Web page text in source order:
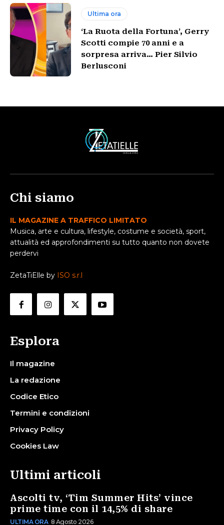
Ultima ora
‘La Ruota della Fortuna’, Gerry
Scotti compie 70 anni e a
sorpresa arriva… Pier Silvio
Berlusconi
Chi siamo
IL MAGAZINE A TRAFFICO LIMITATO
Musica, arte e cultura, lifestyle, costume e società, sport,
attualità ed approfondimenti su tutto quanto non dovete
perdervi
ZetaTiElle by ISO s.r.l
Esplora
Il magazine
La redazione
Codice Etico
Termini e condizioni
Privacy Policy
Cookies Law
Ultimi articoli
Ascolti tv, ‘Tim Summer Hits’ vince
prime time con il 14,5% di share
ULTIMA ORA 8 Agosto 2026